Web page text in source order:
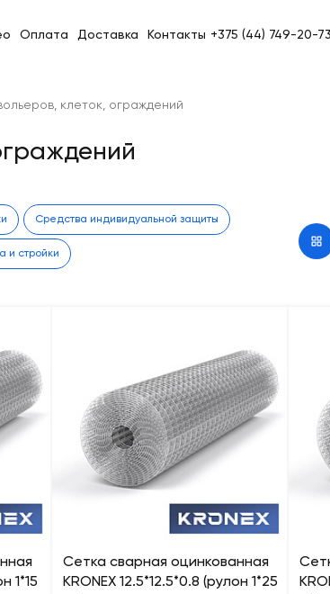
Оплата Доставка Контакты +375 (44) 749-20-73
клеток, ограждений
Средства индивидуальной защиты
и стройки
1*15
Сетка сварная оцинкованная
KRONEX 12.5*12.5*0.8 (рулон 1*25